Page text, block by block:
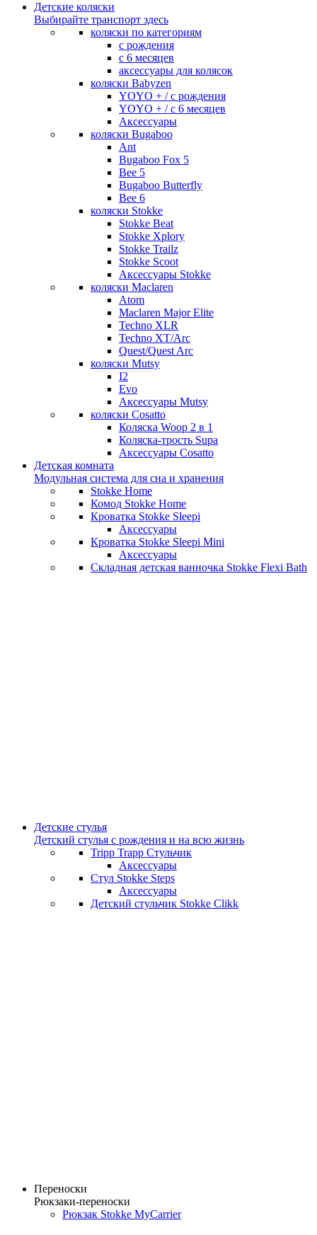
Детские коляски
Выбирайте транспорт здесь
коляски по категориям
c рождения
c 6 месяцев
аксессуары для колясок
коляски Babyzen
YOYO + / с рождения
YOYO + / с 6 месяцев
Аксессуары
коляски Bugaboo
Ant
Bugaboo Fox 5
Bee 5
Bugaboo Butterfly
Bee 6
коляски Stokke
Stokke Beat
Stokke Xplory
Stokke Trailz
Stokke Scoot
Аксессуары Stokke
коляски Maclaren
Atom
Maclaren Major Elite
Techno XLR
Techno XT/Arc
Quest/Quest Arc
коляски Mutsy
I2
Evo
Аксессуары Mutsy
коляски Cosatto
Коляска Woop 2 в 1
Коляска-трость Supa
Аксессуары Cosatto
Детская комната
Модульная система для сна и хранения
Stokke Home
Комод Stokke Home
Кроватка Stokke Sleepi
Аксессуары
Кроватка Stokke Sleepi Mini
Аксессуары
Складная детская ванночка Stokke Flexi Bath
Детские стулья
Детский стулья с рождения и на всю жизнь
Tripp Trapp Стульчик
Аксессуары
Стул Stokke Steps
Аксессуары
Детский стульчик Stokke Clikk
Переноски
Рюкзаки-переноски
Рюкзак Stokke MyCarrier